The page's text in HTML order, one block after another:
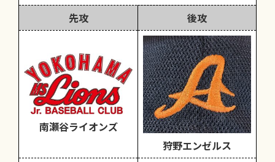
先攻 後攻
南瀬谷ライオンズ
狩野エンゼルス